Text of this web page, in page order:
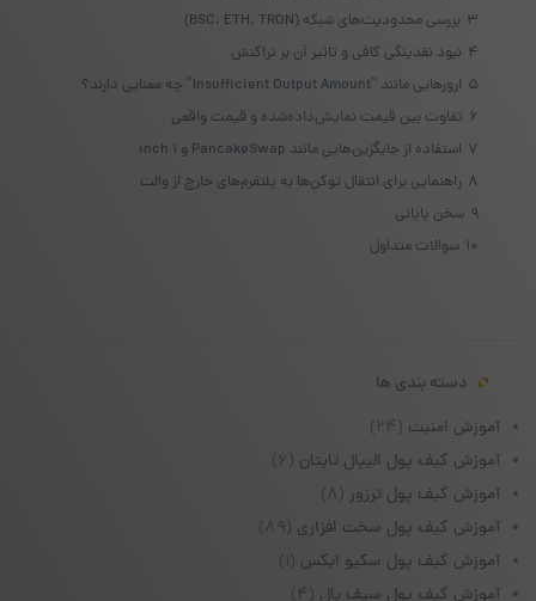
3 بررسی محدودیت‌های شبکه (BSC، ETH، TRON)
4 نبود نقدینگی کافی و تاثیر آن بر تراکنش
5 ارورهایی مانند “Insufficient Output Amount” چه معنایی دارند؟
6 تفاوت بین قیمت نمایش‌داده‌شده و قیمت واقعی
7 استفاده از جایگزین‌هایی مانند PancakeSwap و ۱ inch
8 راهنمایی برای انتقال توکن‌ها به پلتفرم‌های خارج از والت
9 سخن پایانی
10 سوالات متداول
دسته بندی ها
آموزش امنیت (۲۴)
آموزش کیف پول الیپال تایتان (۶)
آموزش کیف پول ترزور (۸)
آموزش کیف پول سخت افزاری (۸۹)
آموزش کیف پول سکیو ایکس (۱)
آموزش کیف پول سیف پال (۴)